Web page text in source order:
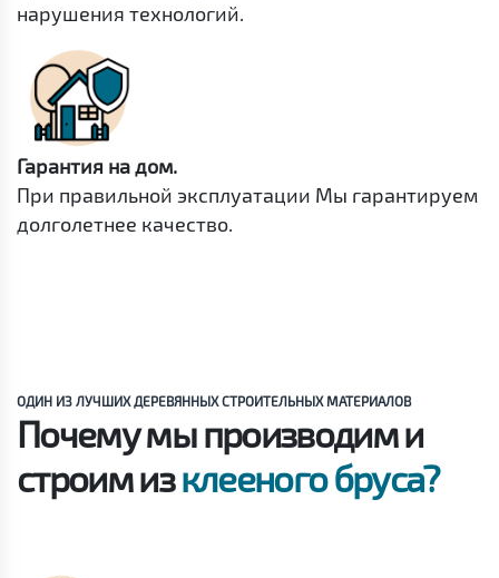
нарушения технологий.
Гарантия на дом.
При правильной эксплуатации Мы гарантируем
долголетнее качество.
ОДИН ИЗ ЛУЧШИХ ДЕРЕВЯННЫХ СТРОИТЕЛЬНЫХ МАТЕРИАЛОВ
Почему мы производим и
строим изклееного бруса?